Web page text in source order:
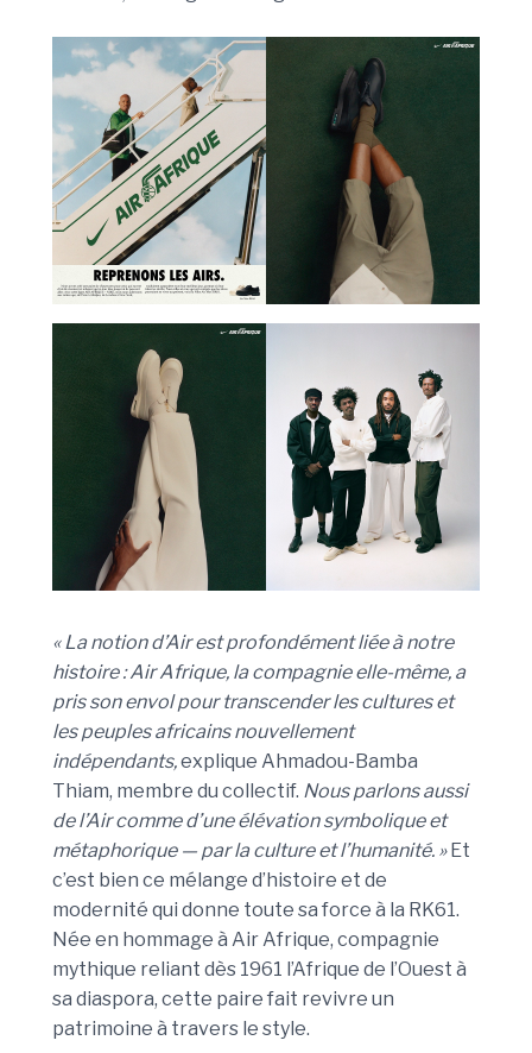
« La notion d’Air est profondément liée à notre
histoire : Air Afrique, la compagnie elle-même, a
pris son envol pour transcender les cultures et
les peuples africains nouvellement
indépendants,explique Ahmadou-Bamba
Thiam, membre du collectif. Nous parlons aussi
de l’Air comme d’une élévation symbolique et
métaphorique — par la culture et l’humanité. »Et
c’est bien ce mélange d’histoire et de
modernité qui donne toute sa force à la RK61.
Née en hommage à Air Afrique, compagnie
mythique reliant dès 1961 l’Afrique de l’Ouest à
sa diaspora, cette paire fait revivre un
patrimoine à travers le style.